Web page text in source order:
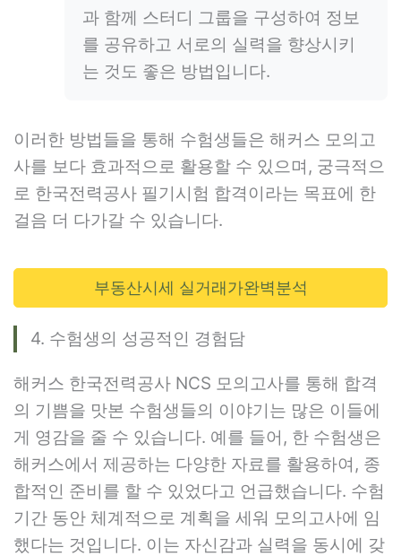
과 함께 스터디 그룹을 구성하여 정보
를 공유하고 서로의 실력을 향상시키
는 것도 좋은 방법입니다.
이러한 방법들을 통해 수험생들은 해커스 모의고
사를 보다 효과적으로 활용할 수 있으며, 궁극적으
로 한국전력공사 필기시험 합격이라는 목표에 한
걸음 더 다가갈 수 있습니다.
부동산시세 실거래가완벽분석
4. 수험생의 성공적인 경험담
해커스 한국전력공사 NCS 모의고사를 통해 합격
의 기쁨을 맛본 수험생들의 이야기는 많은 이들에
게 영감을 줄 수 있습니다. 예를 들어, 한 수험생은
해커스에서 제공하는 다양한 자료를 활용하여, 종
합적인 준비를 할 수 있었다고 언급했습니다. 수험
기간 동안 체계적으로 계획을 세워 모의고사에 임
했다는 것입니다. 이는 자신감과 실력을 동시에 갖